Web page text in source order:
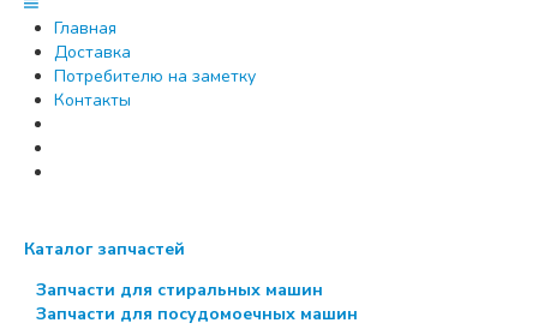
Главная
Доставка
Потребителю на заметку
Контакты
Каталог запчастей
Запчасти для стиральных машин
Запчасти для посудомоечных машин